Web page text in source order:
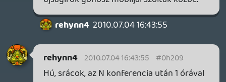
Atom 🙂
deku: én, ha jól csalódom.
priest 2010.07.04 10:21:23 #0h200